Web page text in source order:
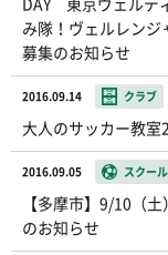
み隊！ヴェルレン
募集のお知らせ
2016.09.14 クラブ
大人のサッカー教
2016.09.05 スクール
【多摩市】9/10（
のお知らせ